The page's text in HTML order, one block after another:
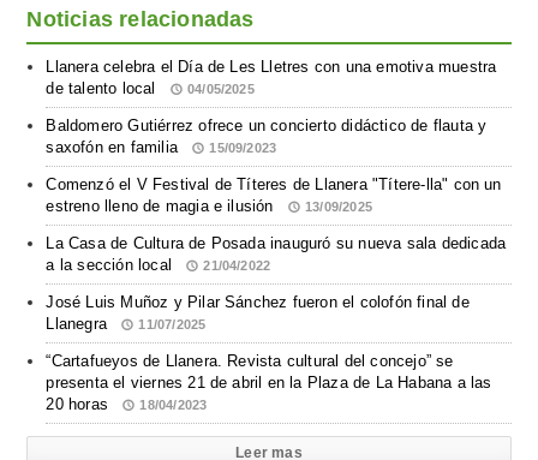
Noticias relacionadas
Llanera celebra el Día de Les Lletres con una emotiva muestra
de talento local
04/05/2025
Baldomero Gutiérrez ofrece un concierto didáctico de flauta y
saxofón en familia
15/09/2023
Comenzó el V Festival de Títeres de Llanera "Títere-lla" con un
estreno lleno de magia e ilusión
13/09/2025
La Casa de Cultura de Posada inauguró su nueva sala dedicada
a la sección local
21/04/2022
José Luis Muñoz y Pilar Sánchez fueron el colofón final de
Llanegra
11/07/2025
“Cartafueyos de Llanera. Revista cultural del concejo” se
presenta el viernes 21 de abril en la Plaza de La Habana a las
20 horas
18/04/2023
Leer mas